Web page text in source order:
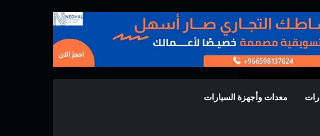
معدات وأجهزة السيارات